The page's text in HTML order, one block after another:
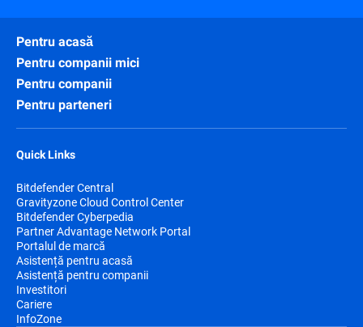
Pentru acasă
Pentru companii mici
Pentru companii
Pentru parteneri
Quick Links
Bitdefender Central
Gravityzone Cloud Control Center
Bitdefender Cyberpedia
Partner Advantage Network Portal
Portalul de marcă
Asistență pentru acasă
Asistență pentru companii
Investitori
Cariere
InfoZone